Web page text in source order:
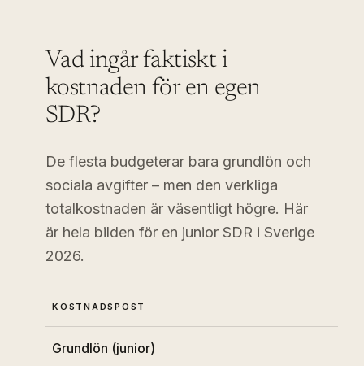
Vad ingår faktiskt i
kostnaden för en egen
SDR?
De flesta budgeterar bara grundlön och
sociala avgifter – men den verkliga
totalkostnaden är väsentligt högre. Här
är hela bilden för en junior SDR i Sverige
2026.
KOSTNADSPOST
Grundlön (junior)